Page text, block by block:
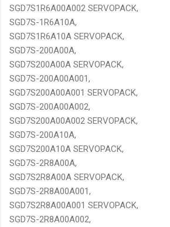
SGD7S1R6A00A002 SERVOPACK,
SGD7S-1R6A10A,
SGD7S1R6A10A SERVOPACK,
SGD7S-200A00A,
SGD7S200A00A SERVOPACK,
SGD7S-200A00A001,
SGD7S200A00A001 SERVOPACK,
SGD7S-200A00A002,
SGD7S200A00A002 SERVOPACK,
SGD7S-200A10A,
SGD7S200A10A SERVOPACK,
SGD7S-2R8A00A,
SGD7S2R8A00A SERVOPACK,
SGD7S-2R8A00A001,
SGD7S2R8A00A001 SERVOPACK,
SGD7S-2R8A00A002,